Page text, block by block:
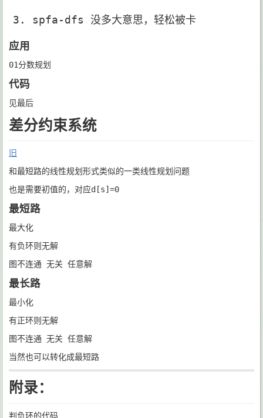
spfa-dfs 没多大意思，轻松被卡
应用
01分数规划
代码
见最后
差分约束系统
旧
和最短路的线性规划形式类似的一类线性规划问题
也是需要初值的，对应d[s]=0
最短路
最大化
有负环则无解
图不连通 无关 任意解
最长路
最小化
有正环则无解
图不连通 无关 任意解
当然也可以转化成最短路
附录：
判负环的代码